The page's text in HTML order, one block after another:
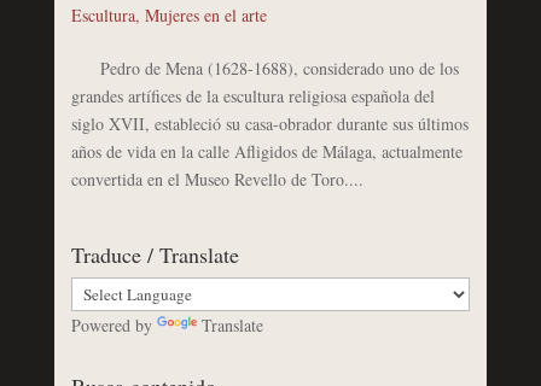
Escultura, Mujeres en el arte
Pedro de Mena (1628-1688), considerado uno de los
grandes artífices de la escultura religiosa española del
siglo XVII, estableció su casa-obrador durante sus últimos
años de vida en la calle Afligidos de Málaga, actualmente
convertida en el Museo Revello de Toro....
Traduce / Translate
Powered by Translate